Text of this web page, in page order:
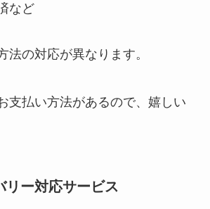
など
法の対応が異なります。
支払い方法があるので、嬉しい
リー対応サービス